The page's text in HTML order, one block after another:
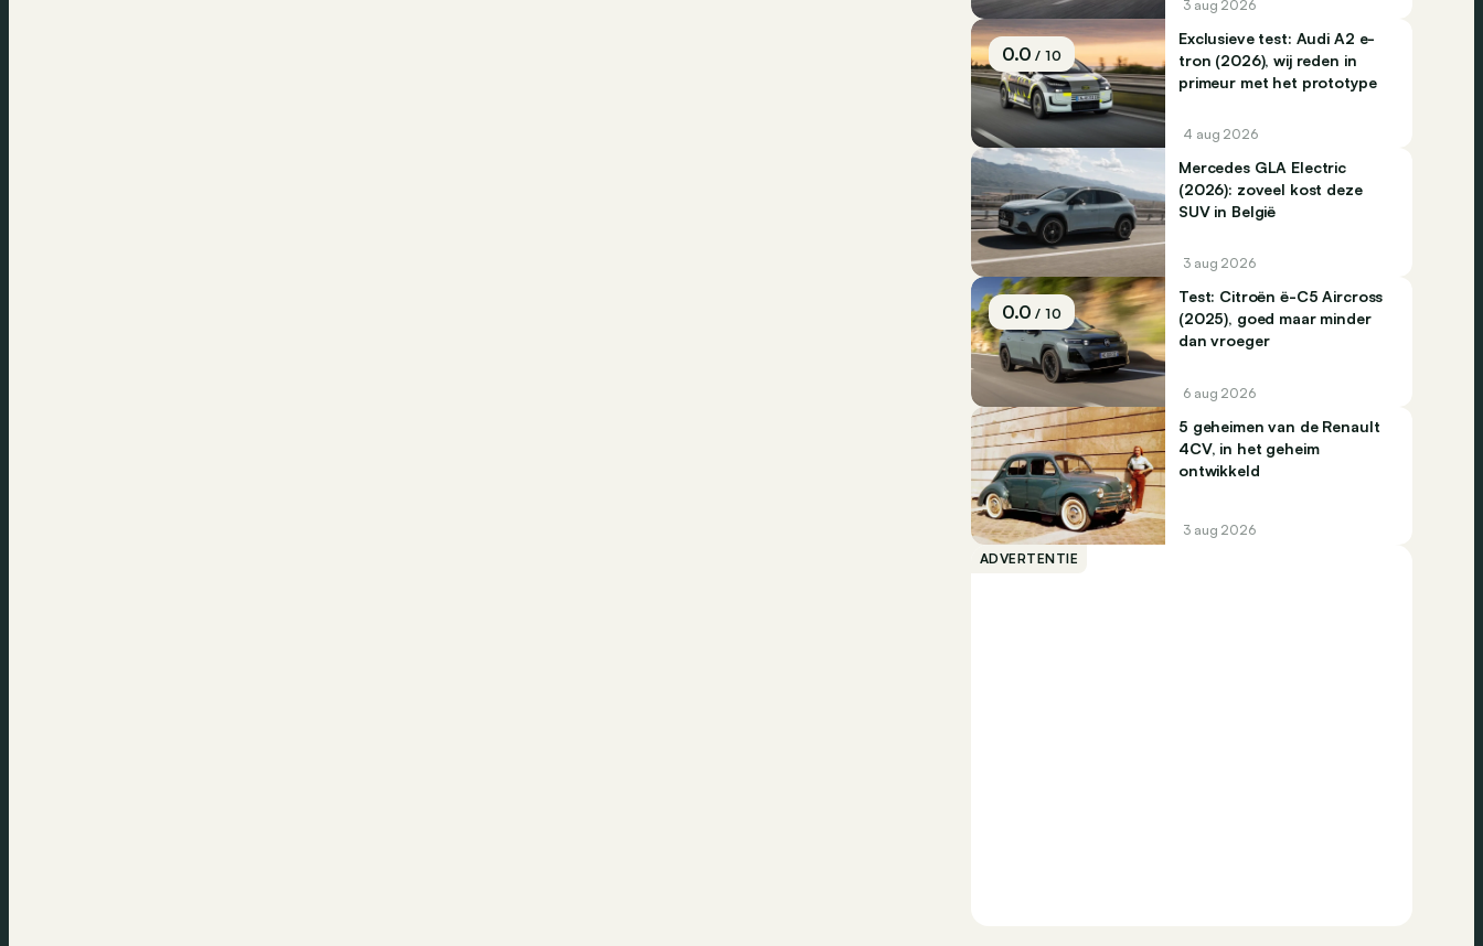
3 aug 2026
0.0/ 10
Exclusieve test: Audi A2 e-
tron (2026), wij reden in
primeur met het prototype
4 aug 2026
Mercedes GLA Electric
(2026): zoveel kost deze
SUV in België
3 aug 2026
0.0/ 10
Test: Citroën ë-C5 Aircross
(2025), goed maar minder
dan vroeger
6 aug 2026
5 geheimen van de Renault
4CV, in het geheim
ontwikkeld
3 aug 2026
ADVERTENTIE